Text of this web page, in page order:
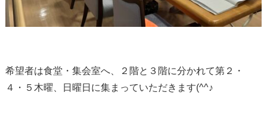
希望者は食堂・集会室へ、２階と３階に分かれて第２・
４・５木曜、日曜日に集まっていただきます(^^♪